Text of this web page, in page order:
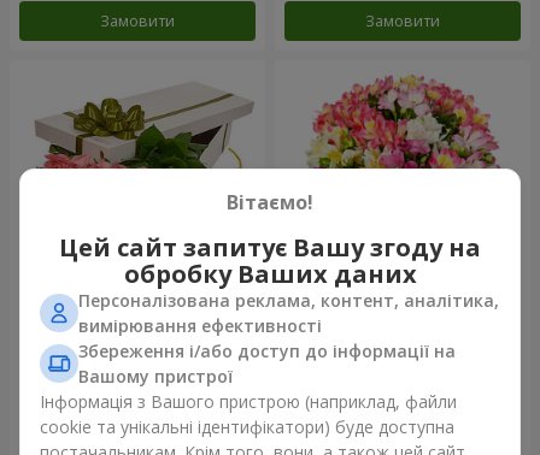
Замовити Замовити
Квіти в коробці "15 рожевих
троянд"
2 352 грн
Замовити
Букет "Казка для двох!"
Замовити
Вітаємо!
Цей сайт запитує Вашу згоду на
обробку Ваших даних
Персоналізована реклама, контент, аналітика,
вимірювання ефективності
Збереження і/або доступ до інформації на
Вашому пристрої
Інформація з Вашого пристрою (наприклад, файли
cookie та унікальні ідентифікатори) буде доступна